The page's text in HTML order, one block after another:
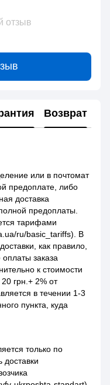
отзыв
Возврат
или в почтомат
предоплате, либо
доставка
предоплаты.
тарифами
ru/basic_tariffs). В
как правило,
заказа
к стоимости
грн.+ 2% от
в течении 1-3
пункта, куда
только по
доставки